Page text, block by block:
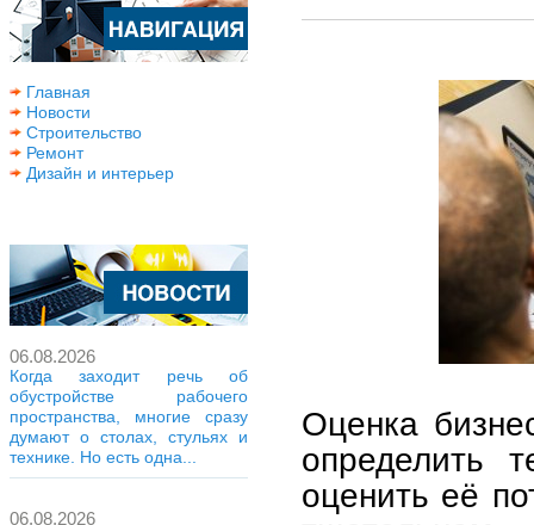
Главная
Новости
Строительство
Ремонт
Дизайн и интерьер
06.08.2026
Когда заходит речь об
обустройстве рабочего
пространства, многие сразу
думают о столах, стульях и
технике. Но есть одна...
06.08.2026
Оценка
определить
оценить её